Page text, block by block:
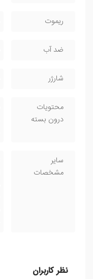
ریموت
ضد آب
شارژر
محتویات
درون بسته
سایر
مشخصات
نظر کاربران